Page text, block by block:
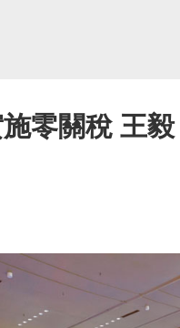
零關稅 王